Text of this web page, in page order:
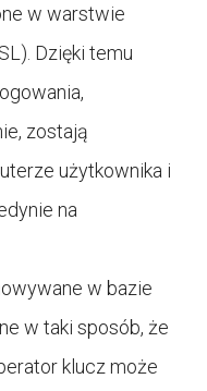
w warstwie
Dzięki temu
zostają
użytkownika i
na
w bazie
w taki sposób, że
klucz może